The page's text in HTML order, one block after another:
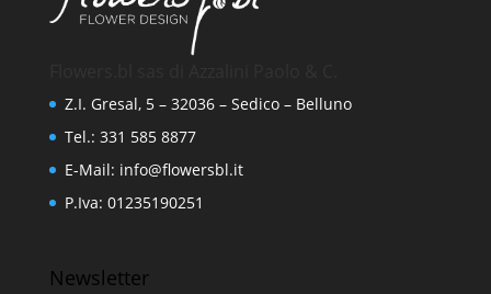
Z.I. Gresal, 5 – 32036 – Sedico – Belluno
Tel.: 331 585 8877
E-Mail: info@flowersbl.it
P.Iva: 01235190251
Newsletter